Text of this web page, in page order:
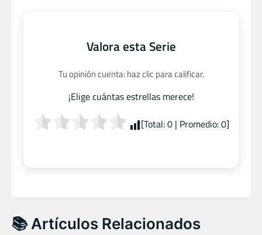
Valora esta Serie
Tu opinión cuenta: haz clic para calificar.
¡Elige cuántas estrellas merece!
[Total:0| Promedio:0]
📚 Artículos Relacionados